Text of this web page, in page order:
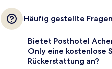
Häufig gestellte Fragen
Bietet Posthotel
Only eine kostenlose
Rückerstattung an?